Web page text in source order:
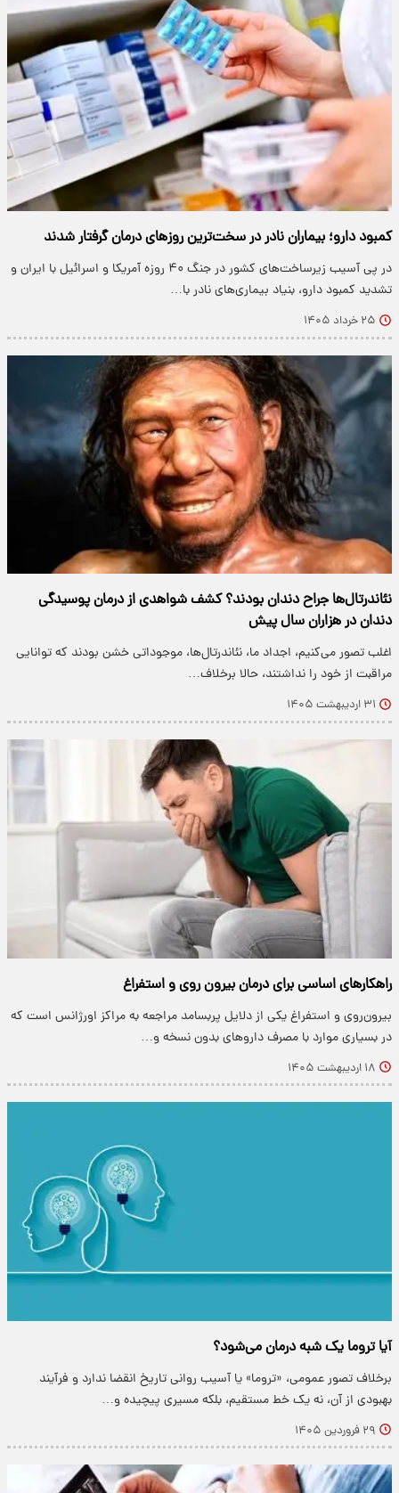
کمبود دارو؛ بیماران نادر در سخت‌ترین روزهای درمان گرفتار شدند
در پی آسیب زیرساخت‌های کشور در جنگ ۴۰ روزه آمریکا و اسرائیل با ایران و
تشدید کمبود دارو، بنیاد بیماری‌های نادر با…
۲۵ خرداد ۱۴۰۵
نئاندرتال‌ها جراح دندان بودند؟ کشف شواهدی از درمان پوسیدگی
دندان در هزاران سال پیش
اغلب تصور می‌کنیم، اجداد ما، نئاندرتال‌ها، موجوداتی خشن بودند که توانایی
مراقبت از خود را نداشتند، حالا برخلاف…
۳۱ اردیبهشت ۱۴۰۵
راهکار‌های اساسی برای درمان بیرون روی و استفراغ
بیرون‌روی و استفراغ یکی از دلایل پربسامد مراجعه به مراکز اورژانس است که
در بسیاری موارد با مصرف داروهای بدون نسخه و…
۱۸ اردیبهشت ۱۴۰۵
آیا تروما یک شبه درمان می‌شود؟
برخلاف تصور عمومی، «تروما» یا آسیب روانی تاریخ انقضا ندارد و فرآیند
بهبودی از آن، نه یک خط مستقیم، بلکه مسیری پیچیده و…
۲۹ فروردین ۱۴۰۵